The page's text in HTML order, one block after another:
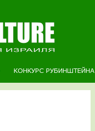
КОНКУРС РУБИНШТЕЙНА